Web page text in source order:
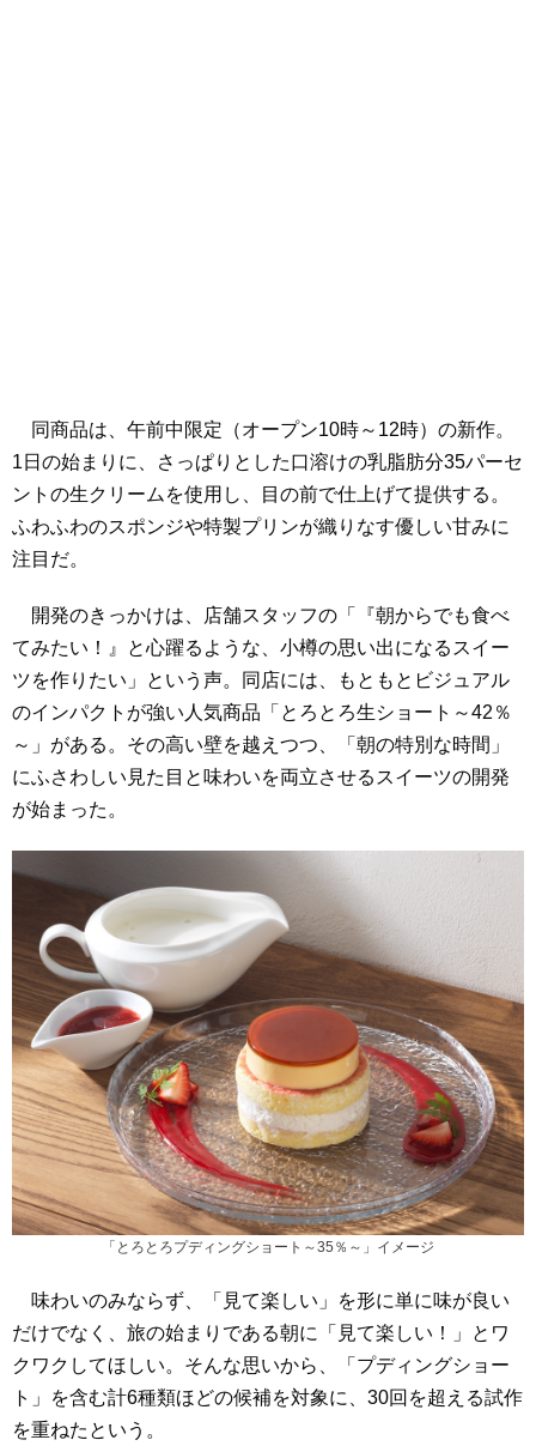
同商品は、午前中限定（オープン10時～12時）の新作。
1日の始まりに、さっぱりとした口溶けの乳脂肪分35パーセ
ントの生クリームを使用し、目の前で仕上げて提供する。
ふわふわのスポンジや特製プリンが織りなす優しい甘みに
注目だ。
開発のきっかけは、店舗スタッフの「『朝からでも食べ
てみたい！』と心躍るような、小樽の思い出になるスイー
ツを作りたい」という声。同店には、もともとビジュアル
のインパクトが強い人気商品「とろとろ生ショート～42％
～」がある。その高い壁を越えつつ、「朝の特別な時間」
にふさわしい見た目と味わいを両立させるスイーツの開発
が始まった。
「とろとろプディングショート～35％～」イメージ
味わいのみならず、「見て楽しい」を形に単に味が良い
だけでなく、旅の始まりである朝に「見て楽しい！」とワ
クワクしてほしい。そんな思いから、「プディングショー
ト」を含む計6種類ほどの候補を対象に、30回を超える試作
を重ねたという。